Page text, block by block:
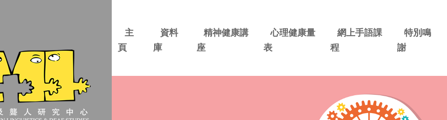
主
頁
資料
庫
精神健康講
座
心理健康量
表
網上手語課
程
特別鳴
謝